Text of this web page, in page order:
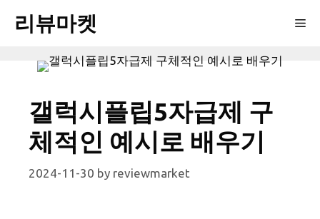
리뷰마켓
갤럭시플립5자급제 구
체적인 예시로 배우기
2024-11-30 by reviewmarket